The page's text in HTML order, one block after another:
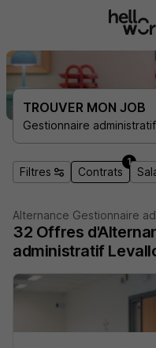
TROUVER MON JOB
Filtres Contrats
1
Alternance Gestionnaire
32 Offres
administratif